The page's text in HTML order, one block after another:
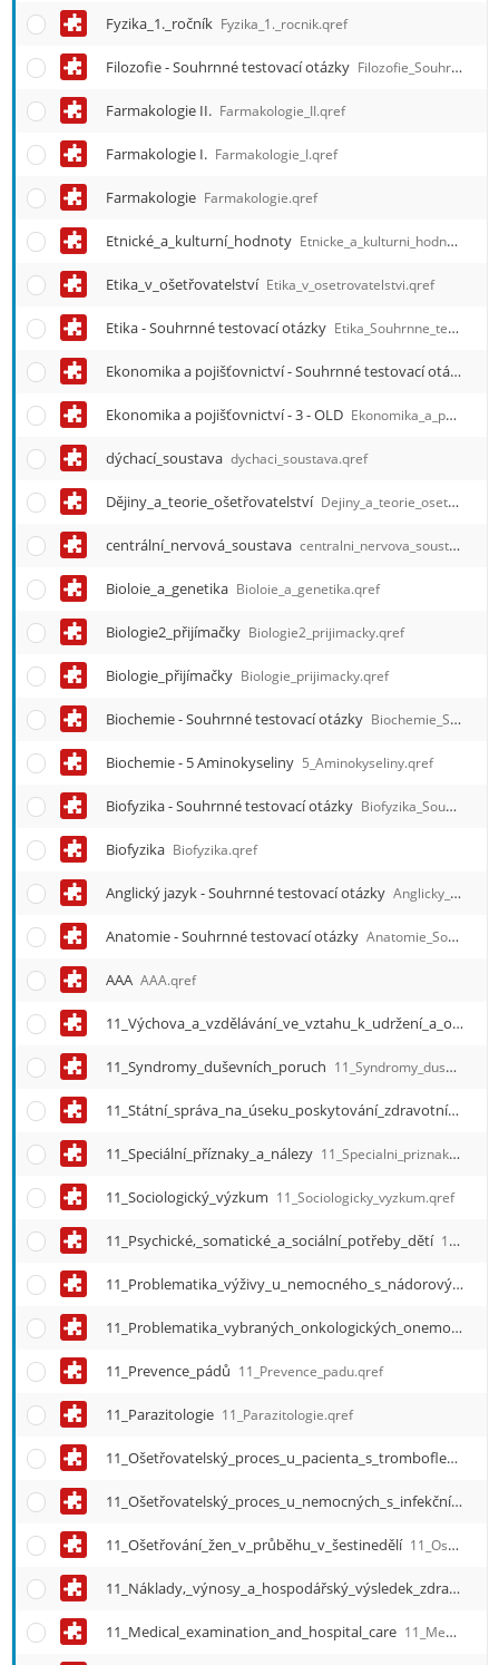
Fyzika_1._ročník Fyzika_1._rocnik.qref
Filozofie - Souhrnné testovací otázky Filozofie_Souhrnne_testovaci_otazky.qref
Farmakologie II. Farmakologie_II.qref
Farmakologie I. Farmakologie_I.qref
Farmakologie Farmakologie.qref
Etnické_a_kulturní_hodnoty Etnicke_a_kulturni_hodnoty.qref
Etika_v_ošetřovatelství Etika_v_osetrovatelstvi.qref
Etika - Souhrnné testovací otázky Etika_Souhrnne_testovaci_otazky.qref
Ekonomika a pojišťovnictví - Souhrnné testovací otázky
Ekonomika a pojišťovnictví - 3 - OLD Ekonomika_a_pojistovnictvi_-_3_-_OLD.qref
dýchací_soustava dychaci_soustava.qref
Dějiny_a_teorie_ošetřovatelství Dejiny_a_teorie_osetrovatelstvi.qref
centrální_nervová_soustava centralni_nervova_soustava.qref
Bioloie_a_genetika Bioloie_a_genetika.qref
Biologie2_přijímačky Biologie2_prijimacky.qref
Biologie_přijímačky Biologie_prijimacky.qref
Biochemie - Souhrnné testovací otázky Biochemie_Souhrnne_testovaci_otazky.qref
Biochemie - 5 Aminokyseliny 5_Aminokyseliny.qref
Biofyzika - Souhrnné testovací otázky Biofyzika_Souhrnne_testovaci_otazky.qref
Biofyzika Biofyzika.qref
Anglický jazyk - Souhrnné testovací otázky Anglicky_jazyk_Souhrnne_testovaci_otazky.qref
Anatomie - Souhrnné testovací otázky Anatomie_Souhrnne_testovaci_otazky.qref
AAA AAA.qref
11_Výchova_a_vzdělávání_ve_vztahu_k_udržení_a_obnovení_zdraví
11_Syndromy_duševních_poruch 11_Syndromy_dusevnich_poruch.qref
11_Státní_správa_na_úseku_poskytování_zdravotních_služeb
11_Speciální_příznaky_a_nálezy 11_Specialni_priznaky_a_nalezy.qref
11_Sociologický_výzkum 11_Sociologicky_vyzkum.qref
11_Psychické,_somatické_a_sociální_potřeby_dětí 11_Psychicke__somaticke_a_socialni_potreby_deti.qref
11_Problematika_výživy_u_nemocného_s_nádorovým_onemocněním
11_Problematika_vybraných_onkologických_onemocnění,_screeningové_programy
11_Prevence_pádů 11_Prevence_padu.qref
11_Parazitologie 11_Parazitologie.qref
11_Ošetřovatelský_proces_u_pacienta_s_tromboflebitidou
11_Ošetřovatelský_proces_u_nemocných_s_infekčním_onemocněním
11_Ošetřování_žen_v_průběhu_v_šestinedělí 11_Osetrovani_zen_v_prubehu_v_sestinedeli.qref
11_Náklady,_výnosy_a_hospodářský_výsledek_zdravotnického_zařízení
11_Medical_examination_and_hospital_care 11_Medical_examination_and_hospital_care.qref